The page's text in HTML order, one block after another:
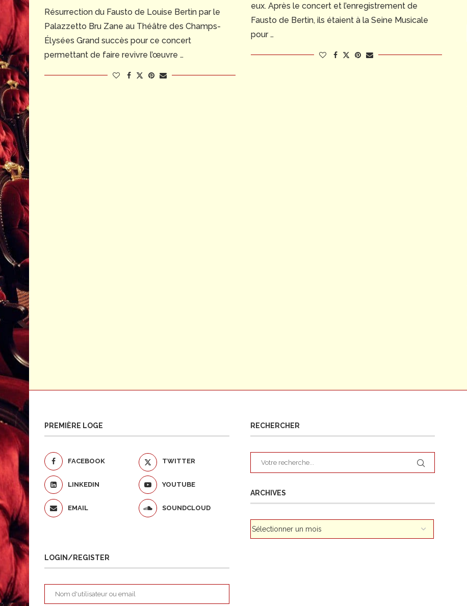
eux. Après le concert et l’enregistrement de
Fausto de Bertin, ils étaient à la Seine Musicale
pour …
Résurrection du Fausto de Louise Bertin par le
Palazzetto Bru Zane au Théâtre des Champs-
Élysées Grand succès pour ce concert
permettant de faire revivre l’œuvre …
PREMIÈRE LOGE
FACEBOOK TWITTER
LINKEDIN YOUTUBE
EMAIL SOUNDCLOUD
LOGIN/REGISTER
RECHERCHER
ARCHIVES